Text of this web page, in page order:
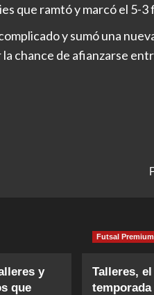
que ramtó y marcó el 5-3
y sumó una
chance de afianzarse
y
que
Futsal Premium
Talleres,
temporada